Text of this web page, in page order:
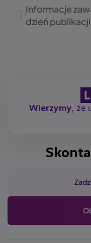
Informacje
dzień
Wierzymy, że